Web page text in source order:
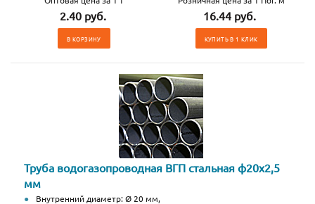
2.40 руб.
В КОРЗИНУ
16.44 руб.
КУПИТЬ В 1 КЛИК
Труба водогазопроводная ВГП стальная ф20х2,5
мм
Внутренний диаметр: Ø 20 мм,